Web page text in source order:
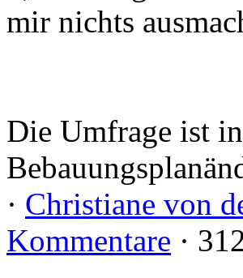
mir nichts
Die Umfrage ist
· Christiane von
Kommentare ·